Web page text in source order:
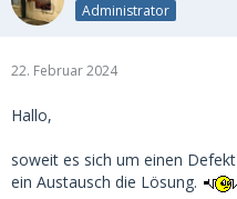
Administrator
22. Februar 2024
Hallo,
soweit es sich um einen
ein Austausch die Lösung.